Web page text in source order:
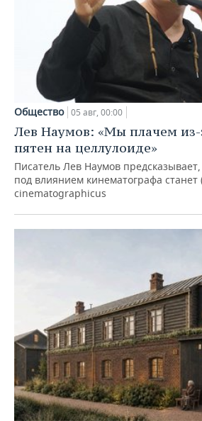
Общество 05 авг, 00:00
Лев Наумов: «Мы плачем из-
пятен на целлулоиде»
Писатель Лев Наумов
под влиянием кинематографа станет
cinematographicus